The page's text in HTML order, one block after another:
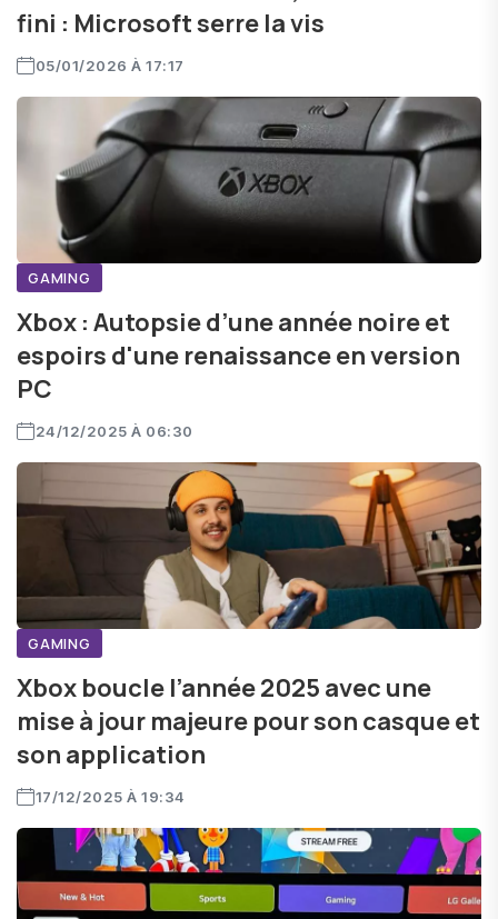
fini : Microsoft serre la vis
05/01/2026 À 17:17
GAMING
Xbox : Autopsie d’une année noire et
espoirs d'une renaissance en version
PC
24/12/2025 À 06:30
GAMING
Xbox boucle l’année 2025 avec une
mise à jour majeure pour son casque et
son application
17/12/2025 À 19:34